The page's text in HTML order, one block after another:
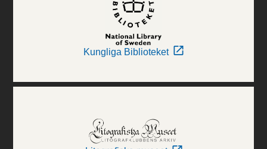
Kungliga Biblioteket